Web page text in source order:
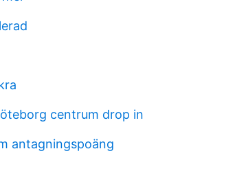
centrum drop in
antagningspoäng